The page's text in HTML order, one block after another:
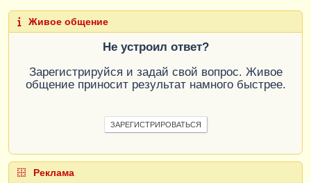
Живое общение
Не устроил ответ?
Зарегистрируйся и задай свой вопрос. Живое
общение приносит результат намного быстрее.
ЗАРЕГИСТРИРОВАТЬСЯ
Реклама